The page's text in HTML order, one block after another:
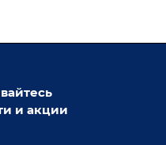
и акции